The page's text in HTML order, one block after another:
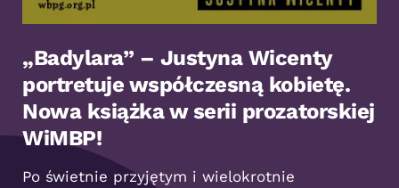
„Badylara” – Justyna Wicenty
portretuje współczesną kobietę.
Nowa książka w serii prozatorskiej
WiMBP!
Po świetnie przyjętym i wielokrotnie